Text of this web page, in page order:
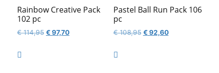
Rainbow Creative Pack
102 pc
€114,95 Oorspronkelijke
€97,70Huidige

Pastel Ball Run Pack 106
pc
€108,95 Oorspronkelijke
€92,60Huidige
